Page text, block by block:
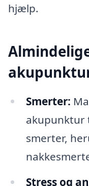
hjælp.
Smerter:
akupunktur
smerter,
Stress og